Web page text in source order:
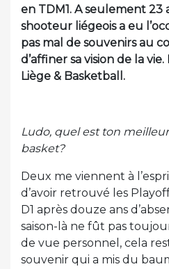
en TDM1. A seulement
shooteur liégeois a eu
pas mal de souvenirs au
d’affiner sa vision de la
Liège & Basketball.
Ludo, quel est ton
basket?
Deux me viennent à
d’avoir retrouvé les
D1 après douze ans
saison-là ne fût pas
de vue personnel, cela
souvenir qui a mis du